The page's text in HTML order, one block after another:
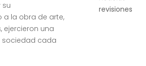
su
la obra de arte,
ejercieron una
sociedad cada
revisiones